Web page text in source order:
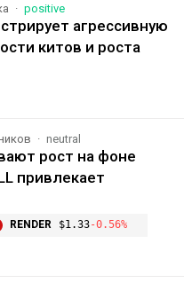
positive
агрессивную
китов и роста
neutral
рост на фоне
привлекает
RENDER $1.33-0.56%